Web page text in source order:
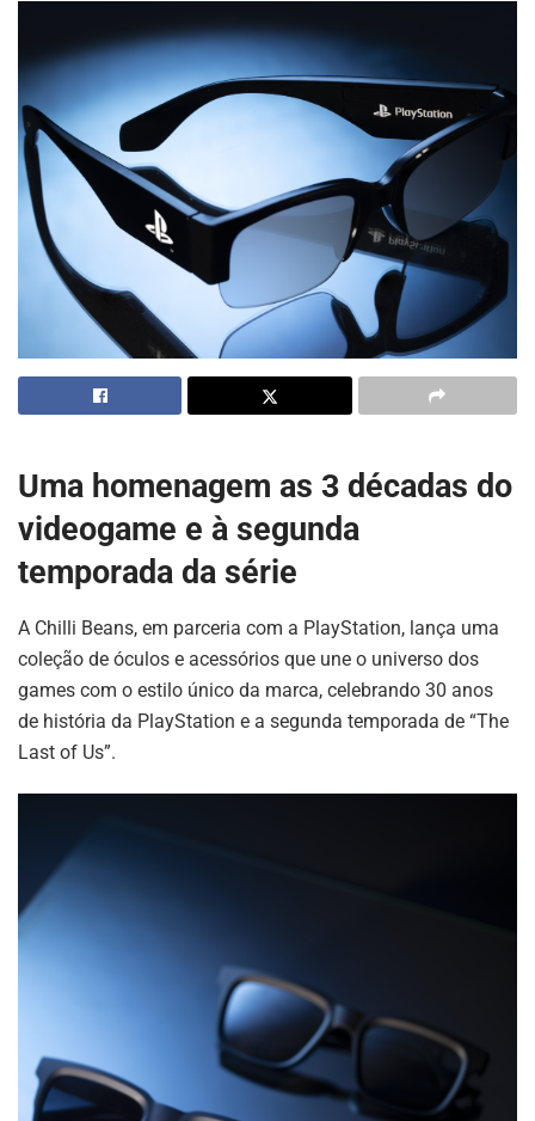
Uma homenagem as 3 décadas do
videogame e à segunda
temporada da série
A Chilli Beans, em parceria com a PlayStation, lança uma
coleção de óculos e acessórios que une o universo dos
games com o estilo único da marca, celebrando 30 anos
de história da PlayStation e a segunda temporada de “The
Last of Us”.